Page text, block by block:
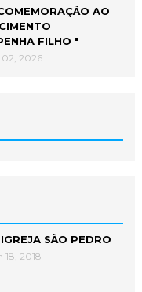
AO
FILHO "
02, 2026
SÃO PEDRO
18, 2018